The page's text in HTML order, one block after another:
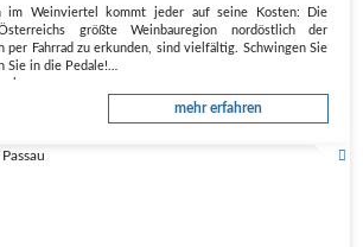
im Weinviertel kommt jeder auf seine Kosten: Die
größte Weinbauregion nordöstlich der
per Fahrrad zu erkunden, sind vielfältig. Schwingen Sie
Sie in die Pedale!
mehr erfahren